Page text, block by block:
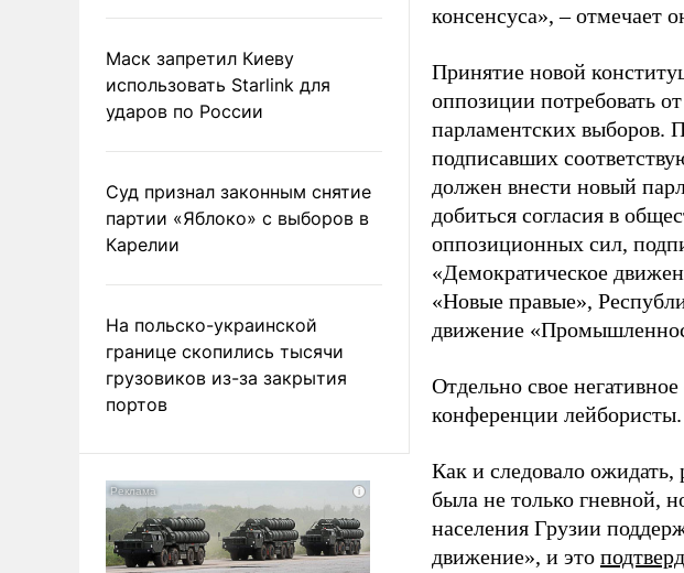
Маск запретил Киеву
использовать Starlink для
ударов по России
Суд признал законным снятие
партии «Яблоко» с выборов в
Карелии
На польско-украинской
границе скопились тысячи
грузовиков из-за закрытия
портов
консенсуса»,–отмечает
Принятие новой
оппозиции потребовать
парламентских выборов.
подписавших
должен внести новый
добиться согласия в
оппозиционных сил,
«Демократическое
«Новые правые»,
движение
Отдельно свое
конференции лейбористы.
Как и следовало
была не только гневной,
населения Грузии
движение», и это